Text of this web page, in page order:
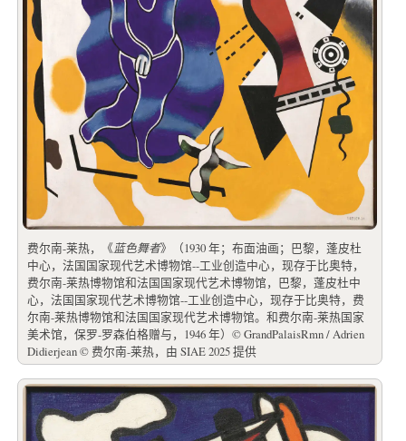
费尔南-莱热，《蓝色舞者》（1930 年；布面油画；巴黎，蓬皮杜
中心，法国国家现代艺术博物馆--工业创造中心，现存于比奥特，
费尔南-莱热博物馆和法国国家现代艺术博物馆，巴黎，蓬皮杜中
心，法国国家现代艺术博物馆--工业创造中心，现存于比奥特，费
尔南-莱热博物馆和法国国家现代艺术博物馆。和费尔南-莱热国家
美术馆，保罗-罗森伯格赠与，1946 年）© GrandPalaisRmn / Adrien
Didierjean © 费尔南-莱热，由 SIAE 2025 提供